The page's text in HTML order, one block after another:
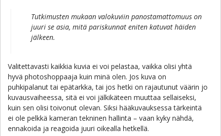
Tutkimusten mukaan valokuviin panostamattomuus on
juuri se asia, mitä pariskunnat eniten katuvat häiden
jälkeen.
Valitettavasti kaikkia kuvia ei voi pelastaa, vaikka olisi yhtä
hyvä photoshoppaaja kuin minä olen. Jos kuva on
puhkipalanut tai epätarkka, tai jos hetki on rajautunut väärin jo
kuvausvaiheessa, sitä ei voi jälkikäteen muuttaa sellaiseksi,
kuin sen olisi toivonut olevan. Siksi hääkuvauksessa tärkeintä
ei ole pelkkä kameran tekninen hallinta – vaan kyky nähdä,
ennakoida ja reagoida juuri oikealla hetkellä.